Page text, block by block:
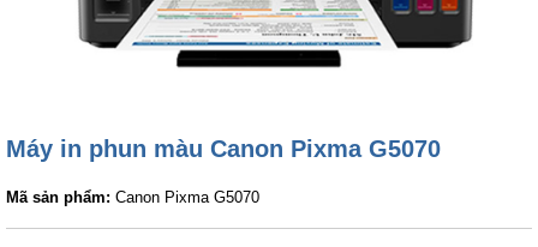
Máy in phun màu Canon Pixma G5070
Mã sản phẩm: Canon Pixma G5070